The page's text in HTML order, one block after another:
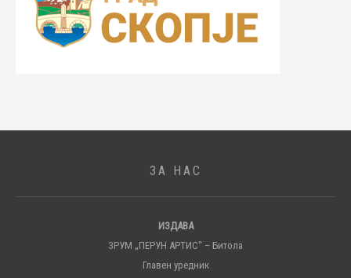
ЗА НАС
ИЗДАВА
ЗРУМ „ПЕРУН АРТИС“ – Битола
Главен уредник